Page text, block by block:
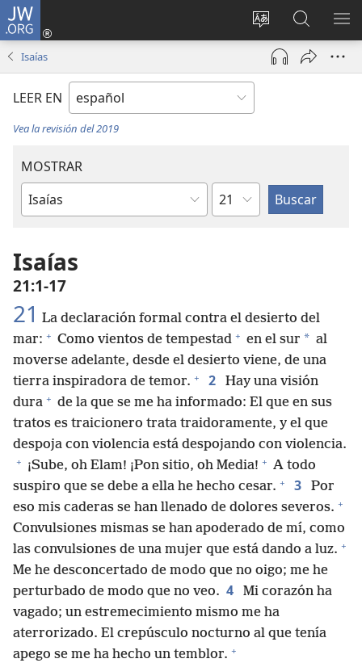
JW.ORG
Cambiar
idioma
del sitio
Iniciar
sesión
(abre
nueva
en
jw.org
Isaías
LEER EN
Vea la revisión del 2019
MOSTRAR
Libro
Biblia
Capítulo
Isaías
21:1-17
21 La declaración formal contra el desierto del
mar: + Como vientos de tempestad + en el sur * al
moverse adelante, desde el desierto viene, de una
tierra inspiradora de temor. + 2
Hay una visión
dura + de la que se me ha informado: El que en sus
tratos es traicionero trata traidoramente, y el que
despoja con violencia está despojando con violencia.
+ ¡Sube, oh Elam! ¡Pon sitio, oh Media! + A todo
suspiro que se debe a ella he hecho cesar. + 3
Por
eso mis caderas se han llenado de dolores severos. +
Convulsiones mismas se han apoderado de mí, como
las convulsiones de una mujer que está dando a luz. +
Me he desconcertado de modo que no oigo; me he
perturbado de modo que no veo. 4
Mi corazón ha
vagado; un estremecimiento mismo me ha
aterrorizado. El crepúsculo nocturno al que tenía
apego se me ha hecho un temblor. +